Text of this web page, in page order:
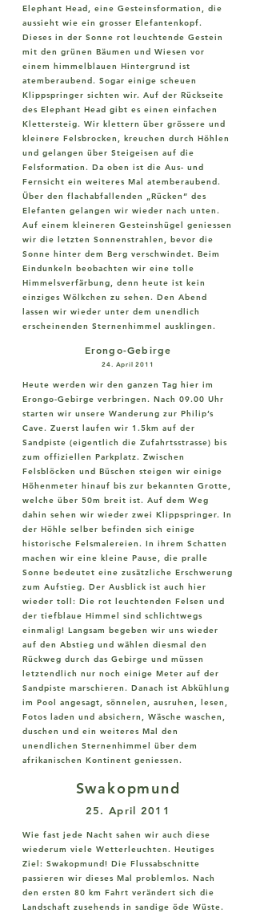
Elephant Head, eine Gesteinsformation, die
aussieht wie ein grosser Elefantenkopf.
Dieses in der Sonne rot leuchtende Gestein
mit den grünen Bäumen und Wiesen vor
einem himmelblauen Hintergrund ist
atemberaubend. Sogar einige scheuen
Klippspringer sichten wir. Auf der Rückseite
des Elephant Head gibt es einen einfachen
Klettersteig. Wir klettern über grössere und
kleinere Felsbrocken, kreuchen durch Höhlen
und gelangen über Steigeisen auf die
Felsformation. Da oben ist die Aus- und
Fernsicht ein weiteres Mal atemberaubend.
Über den flachabfallenden „Rücken“ des
Elefanten gelangen wir wieder nach unten.
Auf einem kleineren Gesteinshügel geniessen
wir die letzten Sonnenstrahlen, bevor die
Sonne hinter dem Berg verschwindet. Beim
Eindunkeln beobachten wir eine tolle
Himmelsverfärbung, denn heute ist kein
einziges Wölkchen zu sehen. Den Abend
lassen wir wieder unter dem unendlich
erscheinenden Sternenhimmel ausklingen.
Erongo-Gebirge
24. April 2011
Heute werden wir den ganzen Tag hier im
Erongo-Gebirge verbringen. Nach 09.00 Uhr
starten wir unsere Wanderung zur Philip’s
Cave. Zuerst laufen wir 1.5km auf der
Sandpiste (eigentlich die Zufahrtsstrasse) bis
zum offiziellen Parkplatz. Zwischen
Felsblöcken und Büschen steigen wir einige
Höhenmeter hinauf bis zur bekannten Grotte,
welche über 50m breit ist. Auf dem Weg
dahin sehen wir wieder zwei Klippspringer. In
der Höhle selber befinden sich einige
historische Felsmalereien. In ihrem Schatten
machen wir eine kleine Pause, die pralle
Sonne bedeutet eine zusätzliche Erschwerung
zum Aufstieg. Der Ausblick ist auch hier
wieder toll: Die rot leuchtenden Felsen und
der tiefblaue Himmel sind schlichtwegs
einmalig! Langsam begeben wir uns wieder
auf den Abstieg und wählen diesmal den
Rückweg durch das Gebirge und müssen
letztendlich nur noch einige Meter auf der
Sandpiste marschieren. Danach ist Abkühlung
im Pool angesagt, sönnelen, ausruhen, lesen,
Fotos laden und absichern, Wäsche waschen,
duschen und ein weiteres Mal den
unendlichen Sternenhimmel über dem
afrikanischen Kontinent geniessen.
Swakopmund
25. April 2011
Wie fast jede Nacht sahen wir auch diese
wiederum viele Wetterleuchten. Heutiges
Ziel: Swakopmund! Die Flussabschnitte
passieren wir dieses Mal problemlos. Nach
den ersten 80 km Fahrt verändert sich die
Landschaft zusehends in sandige öde Wüste.